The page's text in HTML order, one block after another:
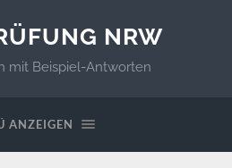
NRW
mit Beispiel-Antworten
ANZEIGEN